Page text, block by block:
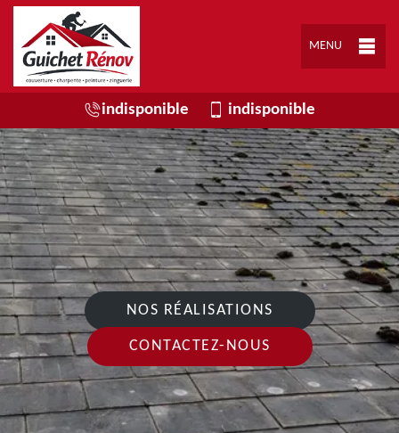
MENU
indisponible indisponible
NOS RÉALISATIONS
CONTACTEZ-NOUS